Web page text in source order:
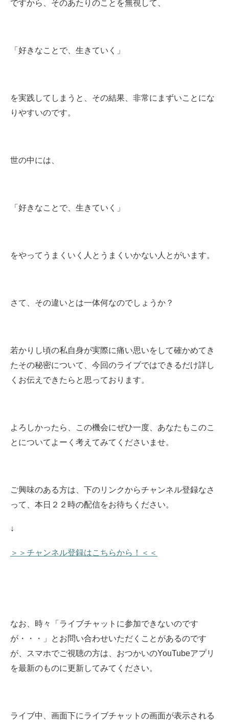
ですから、そのあたりのことを無視して、
「好きなことで、生きていく」
を実践してしまうと、その結果、非常にまずいことにな
りやすいのです。
世の中には、
「好きなことで、生きていく」
をやってうまくいく人とうまくいかない人とがいます。
さて、その違いとは一体何なのでしょうか？
若かりし頃の私自身が実際に痛い思いをして確かめてき
たその秘密について、今回のライブではできるだけ詳し
くお伝えできたらと思っております。
よろしかったら、この機会にぜひ一度、あなたもこのこ
とについてよーく考えてみてくださいませ。
ご興味のある方は、下のリンクからチャンネル登録なさ
って、本日２２時の配信をお待ちください。
↓
＞＞チャンネル登録はこちらから！＜＜
なお、時々「ライブチャットに参加できないのです
が・・・」とお問い合わせいただくことがあるのです
が、スマホでご視聴の方は、おつかいのYouTubeアプリ
を最新のものに更新してみてください。
ライブ中、画面下にライブチャットの画面が表示される